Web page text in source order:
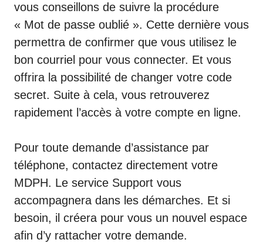
vous conseillons de suivre la procédure
« Mot de passe oublié ». Cette dernière vous
permettra de confirmer que vous utilisez le
bon courriel pour vous connecter. Et vous
offrira la possibilité de changer votre code
secret. Suite à cela, vous retrouverez
rapidement l’accès à votre compte en ligne.
Pour toute demande d’assistance par
téléphone, contactez directement votre
MDPH. Le service Support vous
accompagnera dans les démarches. Et si
besoin, il créera pour vous un nouvel espace
afin d’y rattacher votre demande.